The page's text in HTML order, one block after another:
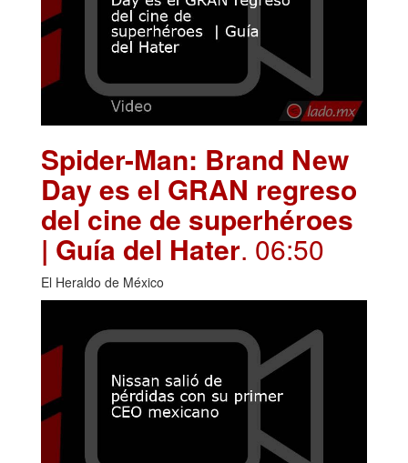
Spider-Man: Brand New
Day es el GRAN regreso
del cine de superhéroes
| Guía del Hater. 06:50
El Heraldo de México